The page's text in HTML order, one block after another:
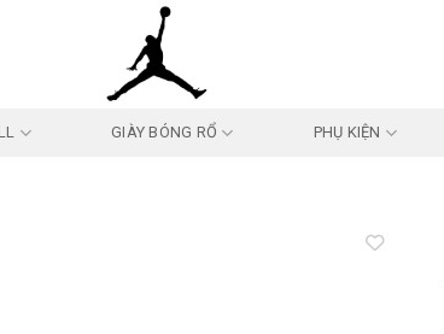
GIÀY BÓNG RỔ PHỤ KIỆN